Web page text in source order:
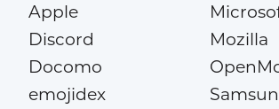
Apple
Discord
Docomo
emojidex
Mozilla